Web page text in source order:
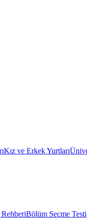
Kız ve Erkek Yurtları
Bölüm Seçme Testi